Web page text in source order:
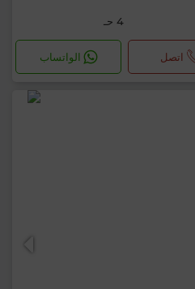
4 حـ
اتصل الواتساب